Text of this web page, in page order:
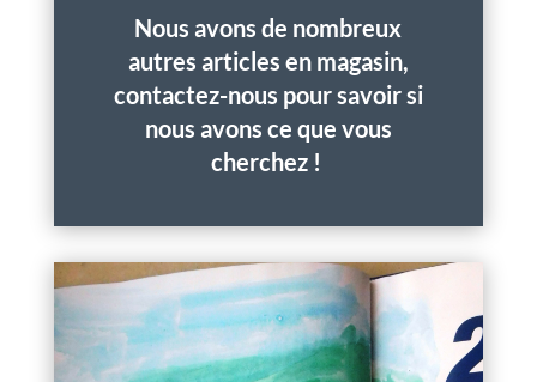
Nous avons de nombreux
autres articles en magasin,
contactez-nous pour savoir si
nous avons ce que vous
cherchez !